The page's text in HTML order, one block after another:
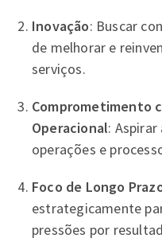
Inovação: Buscar
de melhorar e
serviços.
Comprometimento
Operacional:
operações e
Foco de Longo
estrategicamente
pressões por